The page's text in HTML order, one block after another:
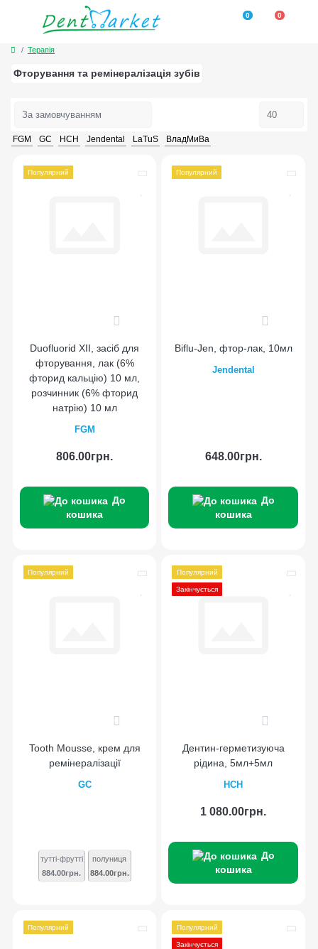
0 0
Терапія
Фторування та ремінералізація зубів
FGM GC HCH Jendental LaTuS ВладМиВа
Популярний
Duofluorid XII, засіб для
фторування, лак (6%
фторид кальцію) 10 мл,
розчинник (6% фторид
натрію) 10 мл
FGM
806.00грн.
До
кошика
Популярний
Biflu-Jen, фтор-лак, 10мл
Jendental
648.00грн.
До
кошика
Популярний
Tooth Mousse, крем для
ремінералізації
GC
тутті-фрутті
884.00грн.
полуниця
884.00грн.
Популярний
Закінчується
Дентин-герметизуюча
рідина, 5мл+5мл
HCH
1 080.00грн.
До
кошика
Популярний Популярний
Закінчується